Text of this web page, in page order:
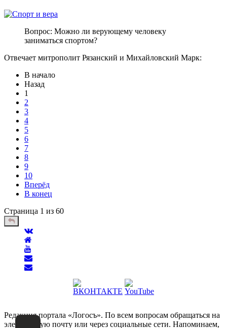
Вопрос: Можно ли верующему человеку
заниматься спортом?
Отвечает митрополит Рязанский и Михайловский Марк:
В начало
Назад
1
2
3
4
5
6
7
8
9
10
Вперёд
В конец
Страница 1 из 60
Редакция портала «Логосъ». По всем вопросам обращаться на
электронную почту или через социальные сети. Напоминаем,